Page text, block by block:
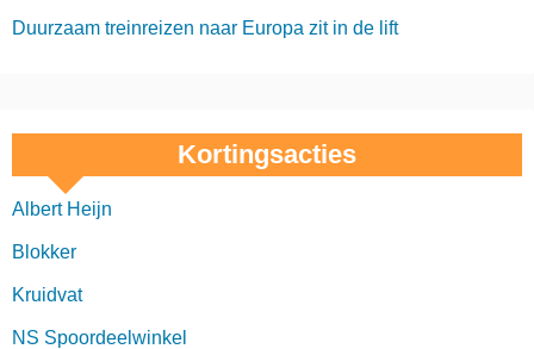
Duurzaam treinreizen naar Europa zit in de lift
Kortingsacties
Albert Heijn
Blokker
Kruidvat
NS Spoordeelwinkel